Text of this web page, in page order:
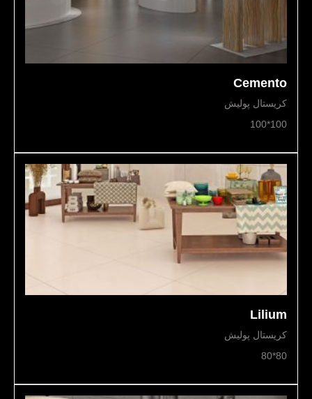
Cemento
کریستال پولیش
100*100
Lilium
کریستال پولیش
80*80